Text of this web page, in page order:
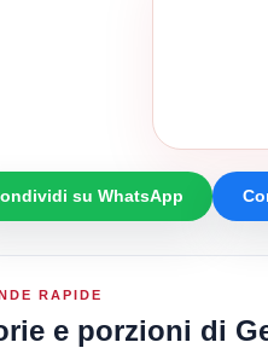
su WhatsApp
RAPIDE
e porzioni di